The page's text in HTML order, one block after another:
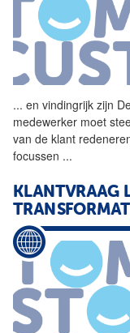
... en vindingrijk zijn
medewerker moet
van de klant
focussen ...
KLANTVRAAG